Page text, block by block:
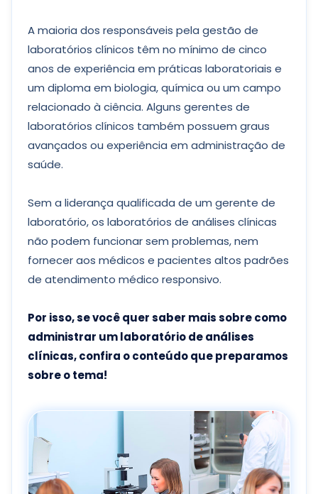
A maioria dos responsáveis pela gestão de
laboratórios clínicos têm no mínimo de cinco
anos de experiência em práticas laboratoriais e
um diploma em biologia, química ou um campo
relacionado à ciência. Alguns gerentes de
laboratórios clínicos também possuem graus
avançados ou experiência em administração de
saúde.
Sem a liderança qualificada de um gerente de
laboratório, os laboratórios de análises clínicas
não podem funcionar sem problemas, nem
fornecer aos médicos e pacientes altos padrões
de atendimento médico responsivo.
Por isso, se você quer saber mais sobre como
administrar um laboratório de análises
clínicas, confira o conteúdo que preparamos
sobre o tema!